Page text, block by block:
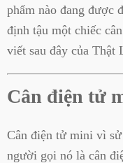
phẩm nào đang được
định tậu một chiếc
viết sau đây của Thật
Cân điện tử
Cân điện tử mini vì sử
người gọi nó là cân